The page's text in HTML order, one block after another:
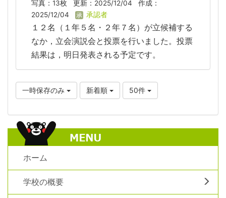
写真：13枚 更新：2025/12/04
作成：
2025/12/04
承認者
１２名（１年５名・２年７名）が立候補する
なか，立会演説会と投票を行いました。投票
結果は，明日発表される予定です。
一時保存のみ 新着順 50件
ホーム
学校の概要